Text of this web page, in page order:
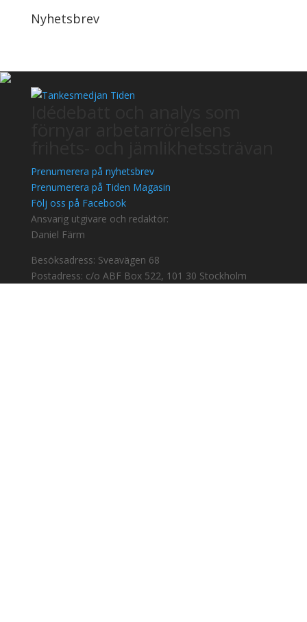
Nyhetsbrev
Prenumerera på nyhetsbrev
Prenumerera på Tiden Magasin
Följ oss på Facebook
Ansvarig utgivare och redaktör:
Daniel Färm
Besöksadress: Sveavägen 68
Postadress: c/o ABF Box 522, 101 30 Stockholm